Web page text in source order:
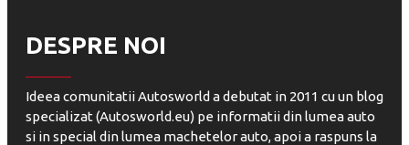
DESPRE NOI
Ideea comunitatii Autosworld a debutat in 2011 cu un blog
specializat (Autosworld.eu) pe informatii din lumea auto
si in special din lumea machetelor auto, apoi a raspuns la